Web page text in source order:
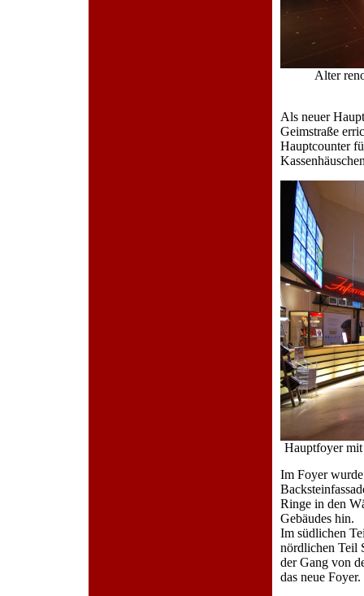
Alter
Als neuer
Geimstraße
Hauptcounter
Hauptfoyer
Im Foyer
Ringe in den
Gebäudes hin.
Im südlichen
nördlichen Teil
der Gang von
das neue Foyer.